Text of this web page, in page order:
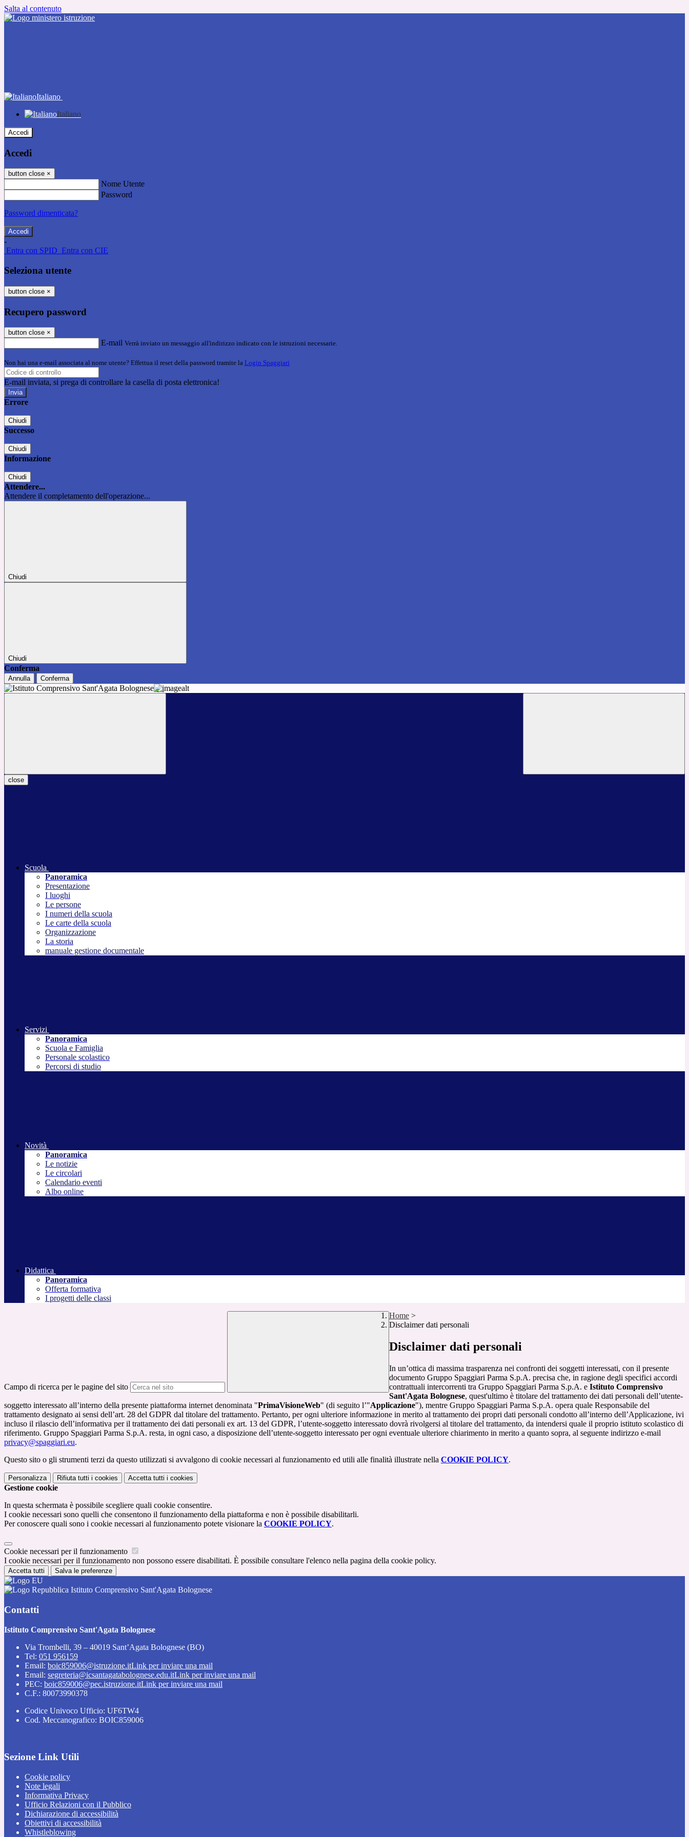
Salta al contenuto
Italiano
Italiano
Accedi
Accedi
button close ×
Nome Utente
Password
Password dimenticata?
-
Entra con SPID Entra con CIE
Seleziona utente
button close ×
Recupero password
button close ×
E-mail Verrà inviato un messaggio all'indirizzo indicato con le istruzioni necessarie.
Non hai una e-mail associata al nome utente? Effettua il reset della password tramite la Login Spaggiari
E-mail inviata, si prega di controllare la casella di posta elettronica!
Errore
Chiudi
Successo
Chiudi
Informazione
Chiudi
Attendere...
Attendere il completamento dell'operazione...
Chiudi
Chiudi
Conferma
Annulla Conferma
close
Scuola
Panoramica
Presentazione
I luoghi
Le persone
I numeri della scuola
Le carte della scuola
Organizzazione
La storia
manuale gestione documentale
Servizi
Panoramica
Scuola e Famiglia
Personale scolastico
Percorsi di studio
Novità
Panoramica
Le notizie
Le circolari
Calendario eventi
Albo online
Didattica
Panoramica
Offerta formativa
I progetti delle classi
Campo di ricerca per le pagine del sito
Home >
Disclaimer dati personali
Disclaimer dati personali
In un’ottica di massima trasparenza nei confronti dei soggetti interessati, con il presente
documento Gruppo Spaggiari Parma S.p.A. precisa che, in ragione degli specifici accordi
contrattuali intercorrenti tra Gruppo Spaggiari Parma S.p.A. e Istituto Comprensivo
Sant'Agata Bolognese, quest'ultimo è titolare del trattamento dei dati personali dell’utente-
soggetto interessato all’interno della presente piattaforma internet denominata "PrimaVisioneWeb" (di seguito l’"Applicazione"), mentre Gruppo Spaggiari Parma S.p.A. opera quale Responsabile del
trattamento designato ai sensi dell’art. 28 del GDPR dal titolare del trattamento. Pertanto, per ogni ulteriore informazione in merito al trattamento dei propri dati personali condotto all’interno dell’Applicazione, ivi
incluso il rilascio dell’informativa per il trattamento dei dati personali ex art. 13 del GDPR, l’utente-soggetto interessato dovrà rivolgersi al titolare del trattamento, da intendersi quale il proprio istituto scolastico di
riferimento. Gruppo Spaggiari Parma S.p.A. resta, in ogni caso, a disposizione dell’utente-soggetto interessato per ogni eventuale ulteriore chiarimento in merito a quanto sopra, al seguente indirizzo e-mail
privacy@spaggiari.eu.
Questo sito o gli strumenti terzi da questo utilizzati si avvalgono di cookie necessari al funzionamento ed utili alle finalità illustrate nella COOKIE POLICY.
Personalizza Rifiuta tutti i cookies Accetta tutti i cookies
Gestione cookie
In questa schermata è possibile scegliere quali cookie consentire.
I cookie necessari sono quelli che consentono il funzionamento della piattaforma e non è possibile disabilitarli.
Per conoscere quali sono i cookie necessari al funzionamento potete visionare la COOKIE POLICY.
Cookie necessari per il funzionamento
I cookie necessari per il funzionamento non possono essere disabilitati. È possibile consultare l'elenco nella pagina della cookie policy.
Accetta tutti Salva le preferenze
Istituto Comprensivo Sant'Agata Bolognese
Contatti
Istituto Comprensivo Sant'Agata Bolognese
Via Trombelli, 39 – 40019 Sant’Agata Bolognese (BO)
Tel: 051 956159
Email: boic859006@istruzione.itLink per inviare una mail
Email: segreteria@icsantagatabolognese.edu.itLink per inviare una mail
PEC: boic859006@pec.istruzione.itLink per inviare una mail
C.F.: 80073990378
Codice Univoco Ufficio: UF6TW4
Cod. Meccanografico: BOIC859006
Sezione Link Utili
Cookie policy
Note legali
Informativa Privacy
Ufficio Relazioni con il Pubblico
Dichiarazione di accessibilità
Obiettivi di accessibilità
Whistleblowing